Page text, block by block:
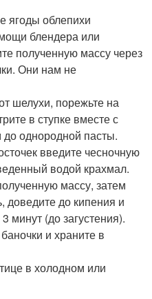
ягоды облепихи
блендера или
полученную массу через
Они нам не
шелухи, порежьте на
в ступке вместе с
однородной пасты.
введите чесночную
водой крахмал.
массу, затем
доведите до кипения и
минут (до загустения).
и храните в
в холодном или